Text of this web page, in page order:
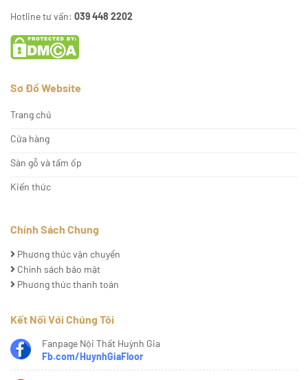
Hotline tư vấn: 039 448 2202
Sơ Đồ Website
Trang chủ
Cửa hàng
Sàn gỗ và tấm ốp
Kiến thức
Chính Sách Chung
Phương thức vận chuyển
Chính sách bảo mật
Phương thức thanh toán
Kết Nối Với Chúng Tôi
Fanpage Nội Thất Huỳnh Gia
Fb.com/HuynhGiaFloor